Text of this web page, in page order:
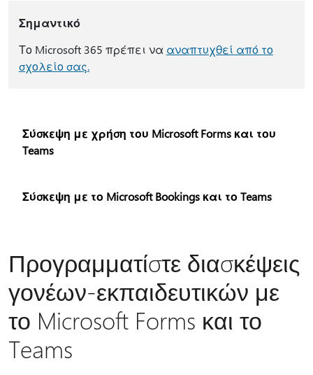
Σημαντικό
Το Microsoft 365 πρέπει να αναπτυχθεί από το
σχολείο σας.
Σύσκεψη με χρήση του Microsoft Forms και του
Teams
Σύσκεψη με το Microsoft Bookings και το Teams
Προγραμματίστε διασκέψεις
γονέων-εκπαιδευτικών με
το Microsoft Forms και το
Teams